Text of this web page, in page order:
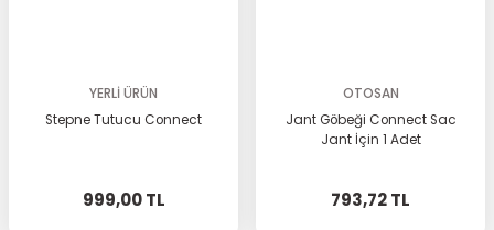
YERLİ ÜRÜN
Stepne Tutucu Connect
999,00 TL
OTOSAN
Jant Göbeği Connect Sac
Jant İçin 1 Adet
793,72 TL